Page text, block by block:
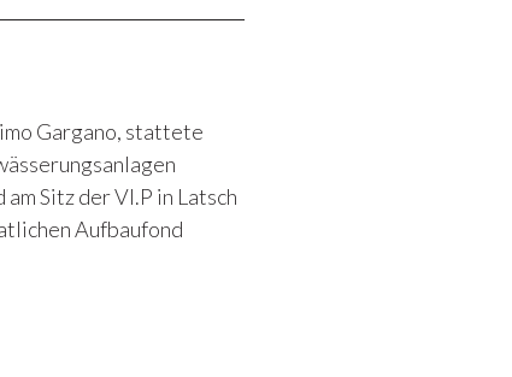
Gargano, stattete
Sitz der VI.P in Latsch
Aufbaufond